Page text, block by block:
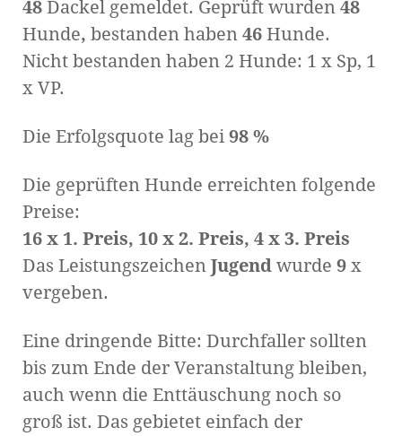
48 Dackel gemeldet. Geprüft wurden 48
Hunde, bestanden haben 46 Hunde.
Nicht bestanden haben 2 Hunde: 1 x Sp, 1
x VP.
Die Erfolgsquote lag bei 98 %
Die geprüften Hunde erreichten folgende
Preise:
16 x 1. Preis, 10 x 2. Preis, 4 x 3. Preis
Das Leistungszeichen Jugend wurde 9 x
vergeben.
Eine dringende Bitte: Durchfaller sollten
bis zum Ende der Veranstaltung bleiben,
auch wenn die Enttäuschung noch so
groß ist. Das gebietet einfach der